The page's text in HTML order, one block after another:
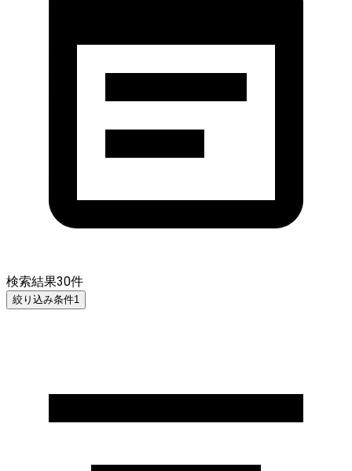
検索結果30件
絞り込み条件1